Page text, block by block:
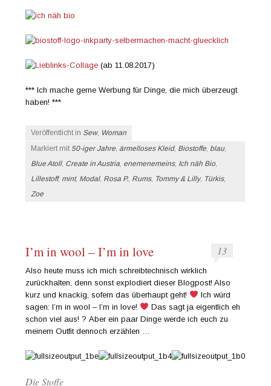
(ab 11.08.2017)
*** Ich mache gerne Werbung für Dinge, die mich überzeugt
haben! ***
Veröffentlicht in Sew, Woman
Markiert mit 50-iger Jahre, ärmelloses Kleid, Biostoffe, blau,
Blue Atoll, Create in Austria, enemenemeins, Ich näh Bio,
Lillestoff, mint, Modal, Rosa P., Rums, Tommy & Lilly, Türkis,
Zoe
I’m in wool – I’m in love 13
Also heute muss ich mich schreibtechnisch wirklich
zurückhalten, denn sonst explodiert dieser Blogpost! Also
kurz und knackig, sofern das überhaupt geht!
Ich würd
sagen: I’m in wool – I’m in love!
Das sagt ja eigentlich eh
schon viel aus! ? Aber ein paar Dinge werde ich euch zu
meinem Outfit dennoch erzählen …
Die Stoffe